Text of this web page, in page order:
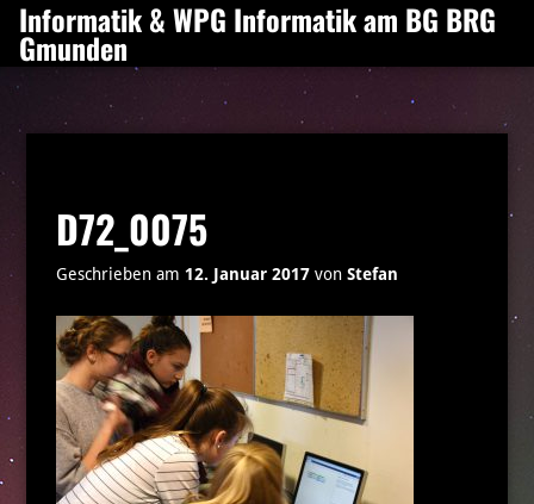
Zum
Inhalt
springen
Informatik & WPG Informatik am BG BRG
Gmunden
D72_0075
Geschrieben am 12. Januar 2017von Stefan